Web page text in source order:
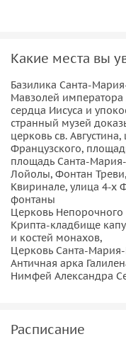
– Экскурсия
наденьте удобную
головной убор.
Какие места вы
Базилика Санта-
Мавзолей императора
сердца Иисуса и
странный музей
церковь св.
Французского,
площадь Санта-
Лойолы, Фонтан
Квиринале, улица 4-х
фонтаны
Церковь
Крипта-кладбище
и костей монахов,
Церковь Санта-
Античная арка
Нимфей Александра
Расписание